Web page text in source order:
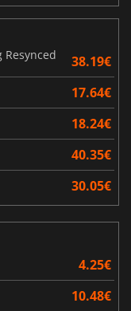
Resynced
38.19€
17.64€
18.24€
40.35€
30.05€
4.25€
10.48€